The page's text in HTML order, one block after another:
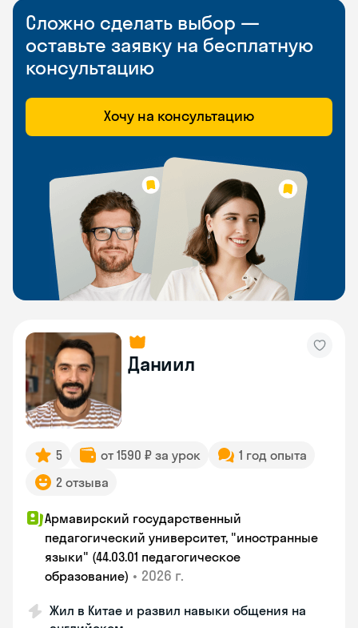
Сложно сделать выбор —
оставьте заявку на бесплатную
консультацию
Хочу на консультацию
Даниил
5 от 1590 ₽ за урок
1 год опыта
2 отзыва
Армавирский государственный
педагогический университет, "иностранные
языки" (44.03.01 педагогическое
образование) • 2026 г.
Жил в Китае и развил навыки общения на